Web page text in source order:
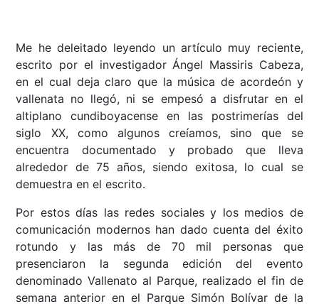
Me he deleitado leyendo un artículo muy reciente,
escrito por el investigador Ángel Massiris Cabeza,
en el cual deja claro que la música de acordeón y
vallenata no llegó, ni se empesó a disfrutar en el
altiplano cundiboyacense en las postrimerías del
siglo XX, como algunos creíamos, sino que se
encuentra documentado y probado que lleva
alrededor de 75 años, siendo exitosa, lo cual se
demuestra en el escrito.
Por estos días las redes sociales y los medios de
comunicación modernos han dado cuenta del éxito
rotundo y las más de 70 mil personas que
presenciaron la segunda edición del evento
denominado Vallenato al Parque, realizado el fin de
semana anterior en el Parque Simón Bolívar de la